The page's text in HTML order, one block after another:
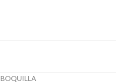
BOQUILLA